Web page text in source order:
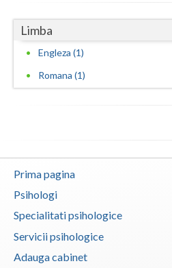
Timis
Valcea
Limba
Engleza (1)
Romana (1)
Prima pagina
Psihologi
Specialitati psihologice
Servicii psihologice
Adauga cabinet